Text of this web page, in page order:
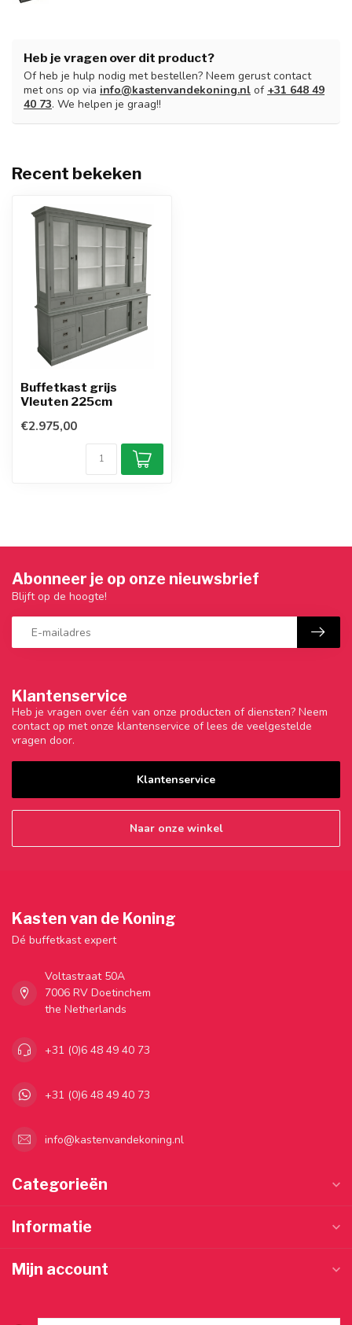
Heb je vragen over dit product?
Of heb je hulp nodig met bestellen? Neem gerust contact
met ons op via info@kastenvandekoning.nl of +31 648 49
40 73. We helpen je graag!!
Recent bekeken
Buffetkast grijs
Vleuten 225cm
€2.975,00
Klantenservice
Heb je vragen over één van onze producten of diensten? Neem
contact op met onze klantenservice of lees de veelgestelde
vragen door.
Klantenservice
Naar onze winkel
Abonneer je op onze nieuwsbrief
Blijft op de hoogte!
Kasten van de Koning
Dé buffetkast expert
Voltastraat 50A
7006 RV Doetinchem
the Netherlands
+31 (0)6 48 49 40 73
+31 (0)6 48 49 40 73
info@kastenvandekoning.nl
Categorieën
Informatie
Mijn account